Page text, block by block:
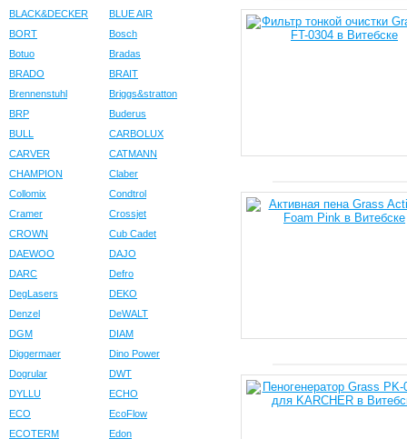
BLACK&DECKER
BLUE AIR
BORT
Bosch
Botuo
Bradas
BRADO
BRAIT
Brennenstuhl
Briggs&stratton
BRP
Buderus
BULL
CARBOLUX
CARVER
CATMANN
CHAMPION
Claber
Collomix
Condtrol
Cramer
Crossjet
CROWN
Cub Cadet
DAEWOO
DAJO
DARC
Defro
DegLasers
DEKO
Denzel
DeWALT
DGM
DIAM
Diggermaer
Dino Power
Dogrular
DWT
DYLLU
ECHO
ECO
EcoFlow
ECOTERM
Edon